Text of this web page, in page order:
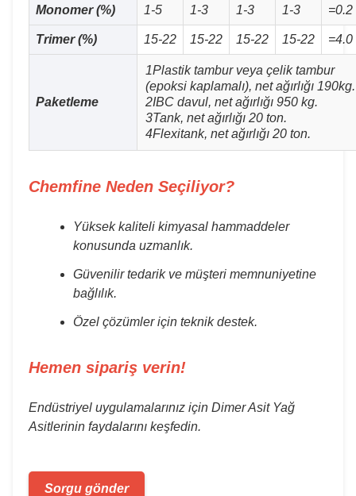
Monomer (%) 1-5 1-3 1-3 1-3 =0.2
Trimer (%) 15-22 15-22 15-22 15-22 =4.0
Paketleme
1Plastik tambur veya çelik tambur
(epoksi kaplamalı), net ağırlığı 190kg.
2IBC davul, net ağırlığı 950 kg.
3Tank, net ağırlığı 20 ton.
4Flexitank, net ağırlığı 20 ton.
Chemfine Neden Seçiliyor?
Yüksek kaliteli kimyasal hammaddeler
konusunda uzmanlık.
Güvenilir tedarik ve müşteri memnuniyetine
bağlılık.
Özel çözümler için teknik destek.
Hemen sipariş verin!
Endüstriyel uygulamalarınız için Dimer Asit Yağ
Asitlerinin faydalarını keşfedin.
Sorgu gönder